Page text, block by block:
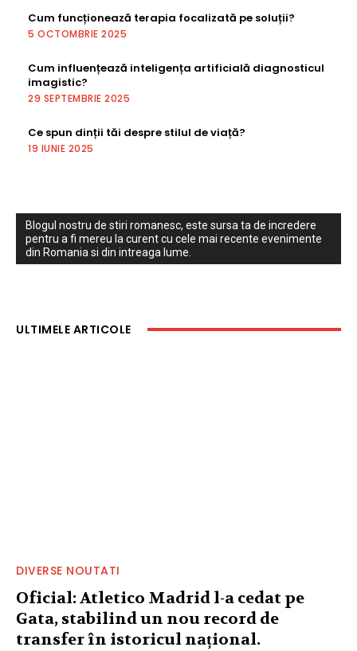
Cum funcționează terapia focalizată pe soluții?
5 OCTOMBRIE 2025
Cum influențează inteligența artificială diagnosticul
imagistic?
29 SEPTEMBRIE 2025
Ce spun dinții tăi despre stilul de viață?
19 IUNIE 2025
Blogul nostru de stiri romanesc, este sursa ta de incredere
pentru a fi mereu la curent cu cele mai recente evenimente
din Romania si din intreaga lume.
ULTIMELE ARTICOLE
DIVERSE NOUTATI
Oficial: Atletico Madrid l-a cedat pe
Gata, stabilind un nou record de
transfer în istoricul național.